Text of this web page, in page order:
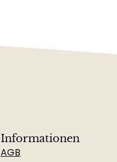
Informationen
AGB